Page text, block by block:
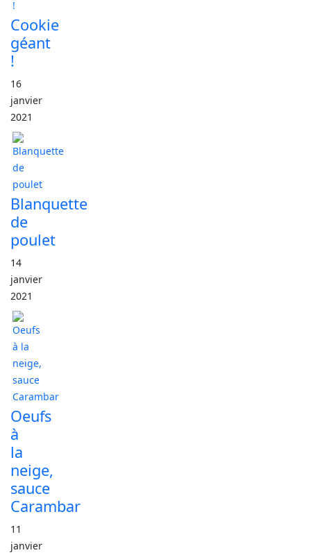
Cookie
géant
!
16
janvier
2021
Blanquette
de
poulet
14
janvier
2021
Oeufs
à
la
neige,
sauce
Carambar
11
janvier